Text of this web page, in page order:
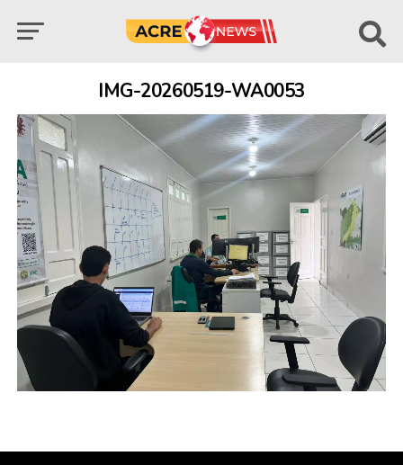
IMG-20260519-WA0053